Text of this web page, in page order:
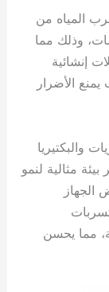
المياه من
وذلك مما
إنشائية
الأضرار
والبكتيريا
مثالية لنمو
الجهاز
مما يحسن